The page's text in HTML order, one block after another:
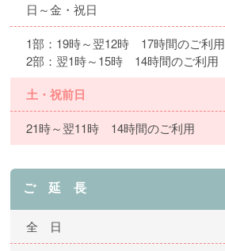
日～金・祝日
1部：19時～翌12時 17時間のご利用
2部：翌1時～15時 14時間のご利用
土・祝前日
21時～翌11時 14時間のご利用
ご 延 長
全 日